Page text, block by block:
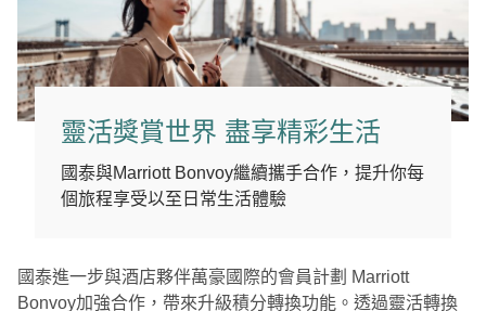
靈活獎賞世界 盡享精彩生活
國泰與Marriott Bonvoy繼續攜手合作，提升你每
個旅程享受以至日常生活體驗
國泰進一步與酒店夥伴萬豪國際的會員計劃 Marriott
Bonvoy加強合作，帶來升級積分轉換功能。透過靈活轉換